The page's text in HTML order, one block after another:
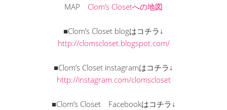
MAP Clom’s Closetへの地図
■Clom’s Closet blogはコチラ↓
http://clomscloset.blogspot.com/
■Clom’s Closet instagramはコチラ↓
http://instagram.com/clomscloset
■Clom’s Closet Facebookはコチラ↓